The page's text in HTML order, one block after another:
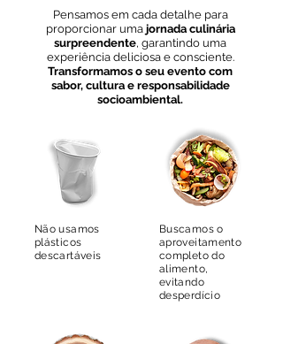
Pensamos em cada detalhe para
proporcionar uma jornada culinária
surpreendente, garantindo uma
experiência deliciosa e consciente.
Transformamos o seu evento com
sabor, cultura e responsabilidade
socioambiental.
Não usamos
plásticos
descartáveis
Buscamos o
aproveitamento
completo do
alimento,
evitando
desperdício